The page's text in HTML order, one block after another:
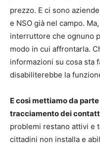
prezzo. E ci sono
e NSO già nel campo.
interruttore che ognuno
modo in cui affrontarla.
informazioni su cosa sta
disabiliterebbe la
E così mettiamo da
tracciamento dei
problemi restano attivi e
cittadini non installa e